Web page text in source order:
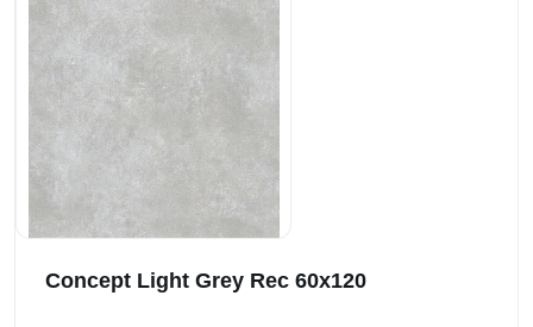
Concept Light Grey Rec 60x120